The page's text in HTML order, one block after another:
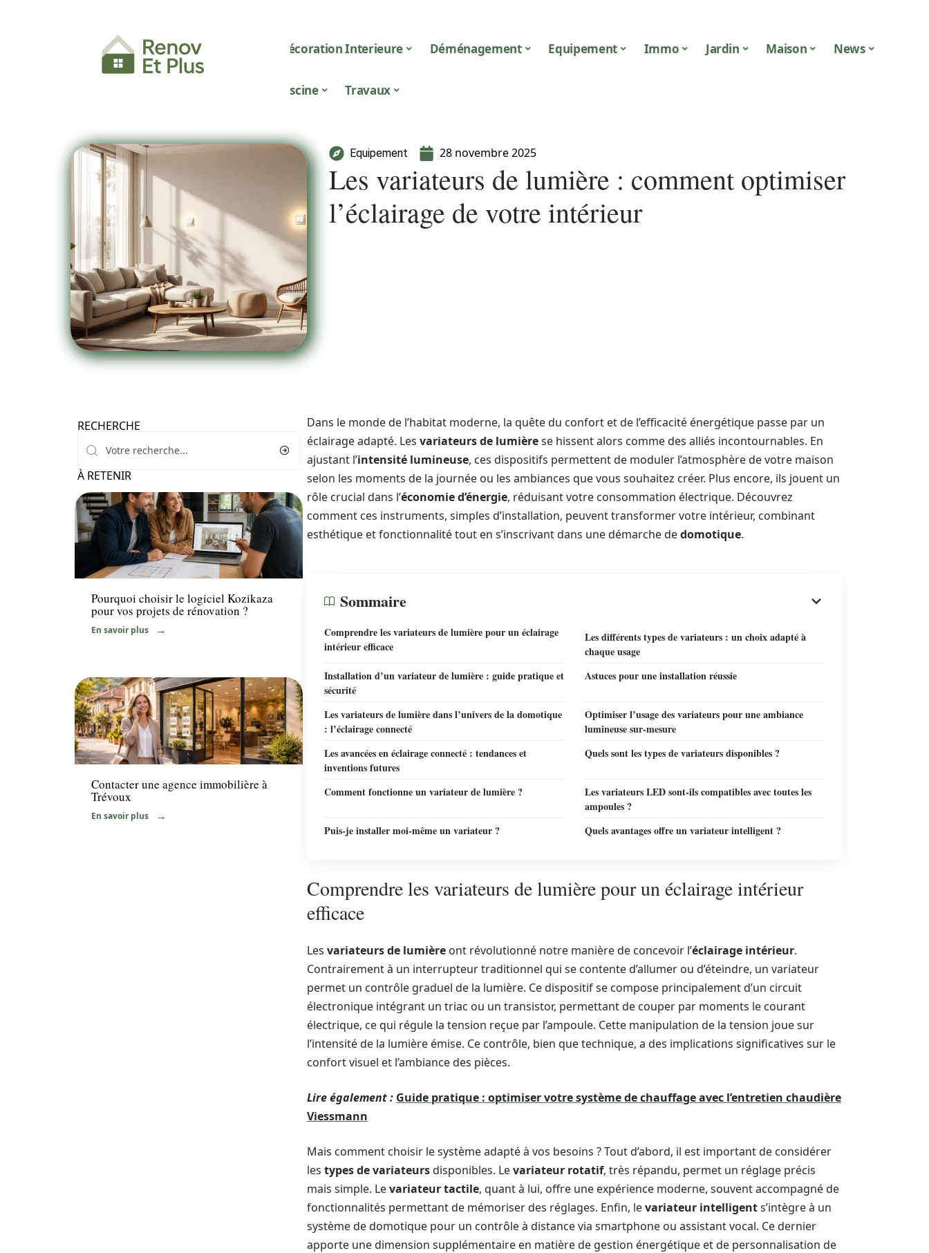
Décoration Interieure Déménagement Equipement Immo Jardin Maison News
Piscine Travaux
Equipement 28 novembre 2025
Les variateurs de lumière : comment optimiser
l’éclairage de votre intérieur
RECHERCHE
À RETENIR
Travaux
Pourquoi choisir le logiciel Kozikaza
pour vos projets de rénovation ?
En savoir plus
Immo
Contacter une agence immobilière à
Trévoux
En savoir plus
Dans le monde de l’habitat moderne, la quête du confort et de l’efficacité énergétique passe par un
éclairage adapté. Les variateurs de lumièrese hissent alors comme des alliés incontournables. En
ajustant l’intensité lumineuse, ces dispositifs permettent de moduler l’atmosphère de votre maison
selon les moments de la journée ou les ambiances que vous souhaitez créer. Plus encore, ils jouent un
rôle crucial dans l’économie d’énergie, réduisant votre consommation électrique. Découvrez
comment ces instruments, simples d’installation, peuvent transformer votre intérieur, combinant
esthétique et fonctionnalité tout en s’inscrivant dans une démarche dedomotique.
Sommaire
Comprendre les variateurs de lumière pour un éclairage
intérieur efficace
Les différents types de variateurs : un choix adapté à
chaque usage
Installation d’un variateur de lumière : guide pratique et
sécurité
Astuces pour une installation réussie
Les variateurs de lumière dans l’univers de la domotique
: l’éclairage connecté
Optimiser l’usage des variateurs pour une ambiance
lumineuse sur-mesure
Les avancées en éclairage connecté : tendances et
inventions futures
Quels sont les types de variateurs disponibles ?
Comment fonctionne un variateur de lumière ?
Les variateurs LED sont-ils compatibles avec toutes les
ampoules ?
Puis-je installer moi-même un variateur ?
Quels avantages offre un variateur intelligent ?
Comprendre les variateurs de lumière pour un éclairage intérieur
efficace
Les variateurs de lumière ont révolutionné notre manière de concevoir l’éclairage intérieur.
Contrairement à un interrupteur traditionnel qui se contente d’allumer ou d’éteindre, un variateur
permet un contrôle graduel de la lumière. Ce dispositif se compose principalement d’un circuit
électronique intégrant un triac ou un transistor, permettant de couper par moments le courant
électrique, ce qui régule la tension reçue par l’ampoule. Cette manipulation de la tension joue sur
l’intensité de la lumière émise. Ce contrôle, bien que technique, a des implications significatives sur le
confort visuel et l’ambiance des pièces.
Lire également : Guide pratique : optimiser votre système de chauffage avec l’entretien chaudière
Viessmann
Mais comment choisir le système adapté à vos besoins ? Tout d’abord, il est important de considérer
les types de variateursdisponibles. Levariateur rotatif, très répandu, permet un réglage précis
mais simple. Levariateur tactile, quant à lui, offre une expérience moderne, souvent accompagné de
fonctionnalités permettant de mémoriser des réglages. Enfin, levariateur intelligents’intègre à un
système de domotique pour un contrôle à distance via smartphone ou assistant vocal. Ce dernier
apporte une dimension supplémentaire en matière de gestion énergétique et de personnalisation de